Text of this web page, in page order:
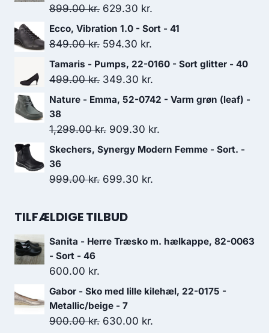
899.00kr. Den
oprindelige
pris
899.00 kr..
629.30 kr.
aktuelle
629.30 kr..
Ecco, Vibration 1.0 - Sort - 41
849.00kr. Den
oprindelige
pris
849.00 kr..
594.30 kr.
aktuelle
594.30 kr..
Tamaris - Pumps, 22-0160 - Sort glitter - 40
499.00kr. Den
oprindelige
var:
499.00 kr..
349.30 kr.
aktuelle
er:
349.30 kr..
Nature - Emma, 52-0742 - Varm grøn (leaf) -
38
1,299.00kr. Den
oprindelige
var:
909.30 kr.
aktuelle
Skechers, Synergy Modern Femme - Sort. -
36
999.00kr. Den
pris
999.00 kr..
699.30 kr.
699.30 kr..
TILFÆLDIGE TILBUD
Sanita - Herre Træsko m. hælkappe, 82-0063
- Sort - 46
600.00 kr.
Gabor - Sko med lille kilehæl, 22-0175 -
Metallic/beige - 7
900.00kr. Den
630.00 kr.